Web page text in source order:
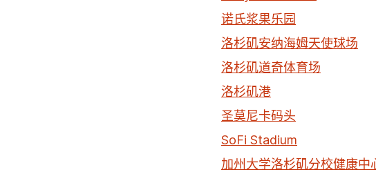
诺氏浆果乐园
洛杉矶安纳海姆天使球场
洛杉矶道奇体育场
洛杉矶港
圣莫尼卡码头
SoFi Stadium
加州大学洛杉矶分校健康中